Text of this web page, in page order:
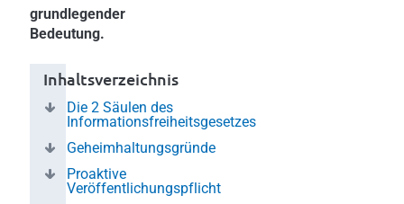
grundlegender
Bedeutung.
Inhaltsverzeichnis
Die 2 Säulen des
Informationsfreiheitsgesetzes
Geheimhaltungsgründe
Proaktive
Veröffentlichungspflicht